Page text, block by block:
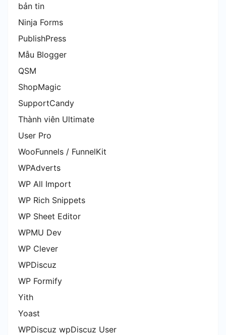
bản tin
Ninja Forms
PublishPress
Mẫu Blogger
QSM
ShopMagic
SupportCandy
Thành viên Ultimate
User Pro
WooFunnels / FunnelKit
WPAdverts
WP All Import
WP Rich Snippets
WP Sheet Editor
WPMU Dev
WP Clever
WPDiscuz
WP Formify
Yith
Yoast
WPDiscuz wpDiscuz User